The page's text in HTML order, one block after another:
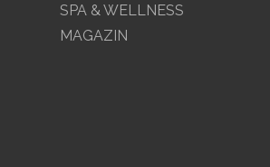
SPA & WELLNESS
MAGAZIN